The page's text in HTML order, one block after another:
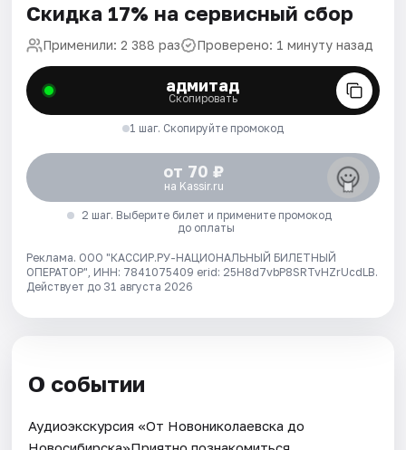
Скидка 17% на сервисный сбор
Применили: 2 388 раз Проверено: 1 минуту назад
адмитад
Скопировать
1 шаг. Скопируйте промокод
от 70 ₽
на Kassir.ru
2 шаг. Выберите билет и примените промокод
до оплаты
Реклама. ООО "КАССИР.РУ-НАЦИОНАЛЬНЫЙ БИЛЕТНЫЙ
ОПЕРАТОР", ИНН: 7841075409 erid: 25H8d7vbP8SRTvHZrUcdLB.
Действует до 31 августа 2026
О событии
Аудиоэкскурсия «От Новониколаевска до